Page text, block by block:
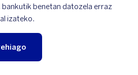
benetan datozela erraz
izateko.